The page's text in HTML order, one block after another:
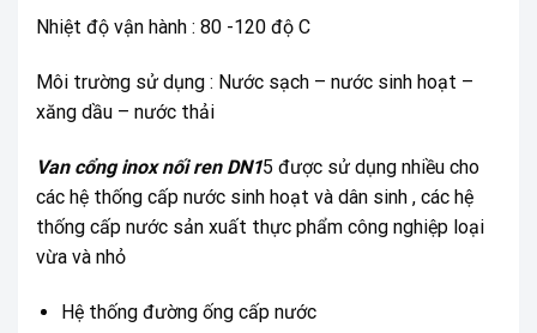
Nhiệt độ vận hành : 80 -120 độ C
Môi trường sử dụng : Nước sạch – nước sinh hoạt –
xăng dầu – nước thải
Van cổng inox nối ren DN15 được sử dụng nhiều cho
các hệ thống cấp nước sinh hoạt và dân sinh , các hệ
thống cấp nước sản xuất thực phẩm công nghiệp loại
vừa và nhỏ
Hệ thống đường ống cấp nước